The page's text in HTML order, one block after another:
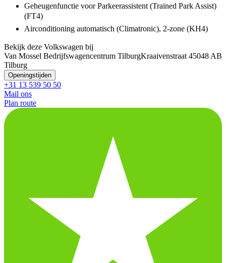
Geheugenfunctie voor Parkeerassistent (Trained Park Assist)
(FT4)
Airconditioning automatisch (Climatronic), 2-zone (KH4)
Bekijk deze Volkswagen bij
Van Mossel Bedrijfswagencentrum TilburgKraaivenstraat 45048 AB
Tilburg
Openingstijden
+31 13 539 50 50
Mail ons
Plan route